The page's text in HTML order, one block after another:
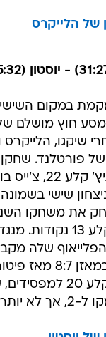
את הסל.
של הלייקרס
במקום
חוץ מושלם של
שיקגו, הלייקרס
של פורטלנד.